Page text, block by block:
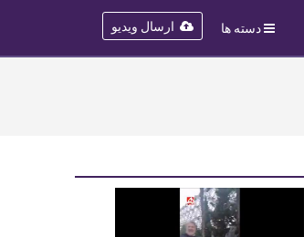
ارسال ویدیو دسته ها